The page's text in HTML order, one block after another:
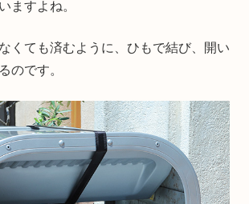
ますよね。
くても済むように、ひもで結び、開い
のです。